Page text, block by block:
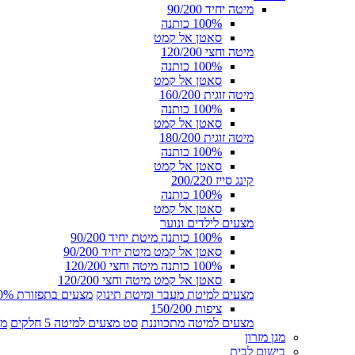
מיטה יחיד 90/200
100% כותנה
סאטן אל קמט
מיטה וחצי 120/200
100% כותנה
סאטן אל קמט
מיטה זוגית 160/200
100% כותנה
סאטן אל קמט
מיטה זוגית 180/200
100% כותנה
סאטן אל קמט
קינג סייז 200/220
100% כותנה
סאטן אל קמט
מצעים לילדים ונוער
100% כותנה מיטת יחיד 90/200
סאטן אל קמט מיטת יחיד 90/200
100% כותנה מיטה וחצי 120/200
סאטן אל קמט מיטה וחצי 120/200
מצעים למיטת מעבר ומיטת תינוק מצעים בתפזורת 100% כותנה
ציפות 150/200
מצעים למיטה מתכווננת סט מצעים למיטה 5 חלקים
מגן מזרון
בישום לבית